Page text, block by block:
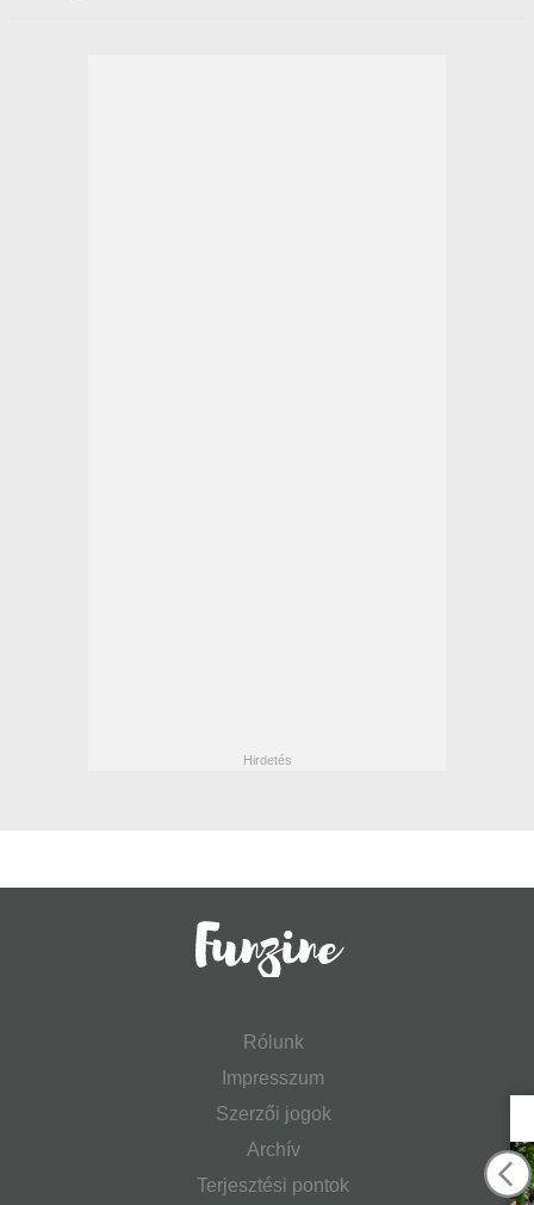
Rólunk
Impresszum
Szerzői jogok
Archív
Terjesztési pontok